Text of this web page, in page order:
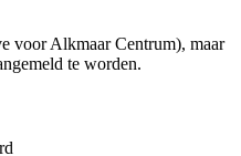
voor Alkmaar Centrum), maar
te worden.